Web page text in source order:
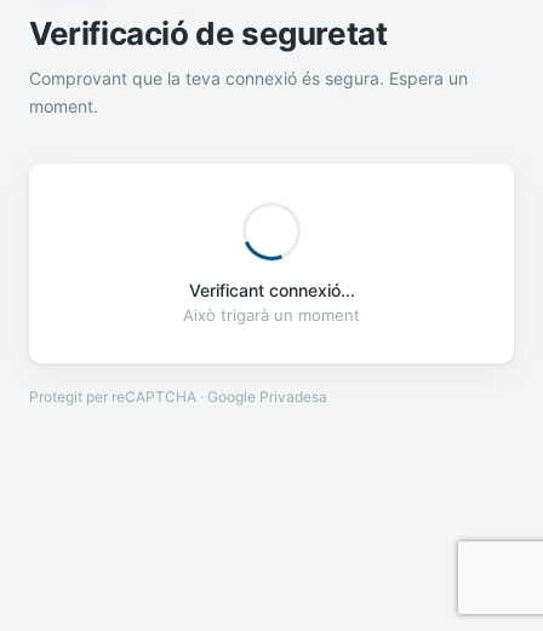
Verificació de seguretat
Comprovant que la teva connexió és segura. Espera un
moment.
Verificant connexió...
Això trigarà un moment
Protegit per reCAPTCHA · Google Privadesa